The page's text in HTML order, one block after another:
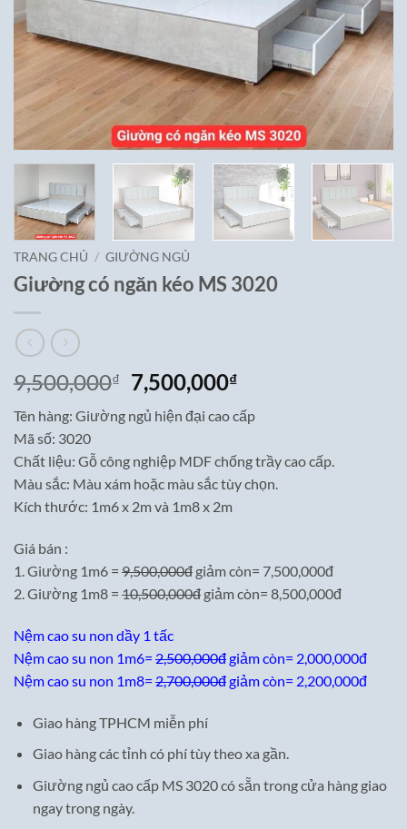
TRANG CHỦ / GIƯỜNG NGỦ
Giường có ngăn kéo MS 3020
9,500,000₫
Giá
gốc
là:
7,500,000₫Giá
hiện
tại
7,500,000₫.
Tên hàng: Giường ngủ hiện đại cao cấp
Mã số: 3020
Chất liệu: Gỗ công nghiệp MDF chống trầy cao cấp.
Màu sắc: Màu xám hoặc màu sắc tùy chọn.
Kích thước: 1m6 x 2m và 1m8 x 2m
Giá bán :
1. Giường 1m6 = 9,500,000đ giảm còn= 7,500,000đ
2. Giường 1m8 = 10,500,000đ giảm còn= 8,500,000đ
Nệm cao su non dầy 1 tấc
Nệm cao su non 1m6= 2,500,000đgiảm còn= 2,000,000đ
Nệm cao su non 1m8= 2,700,000đgiảm còn= 2,200,000đ
Giao hàng TPHCM miễn phí
Giao hàng các tỉnh có phí tùy theo xa gần.
Giường ngủ cao cấp MS 3020 có sẵn trong cửa hàng giao
ngay trong ngày.